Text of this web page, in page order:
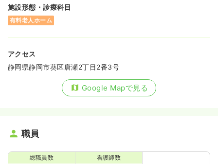
施設形態・診療科目
有料老人ホーム
アクセス
静岡県静岡市葵区唐瀬2丁目2番3号
Google Mapで見る
職員
総職員数 看護師数